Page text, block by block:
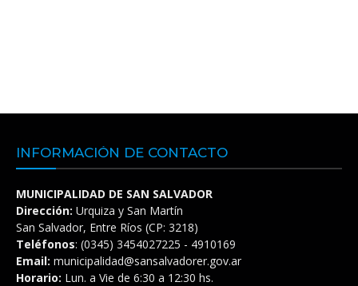
INFORMACIÓN DE CONTACTO
MUNICIPALIDAD DE SAN SALVADOR
Dirección: Urquiza y San Martín
San Salvador, Entre Ríos (CP: 3218)
Teléfonos: (0345) 3454027225 - 4910169
Email: municipalidad@sansalvadorer.gov.ar
Horario: Lun. a Vie de 6:30 a 12:30 hs.